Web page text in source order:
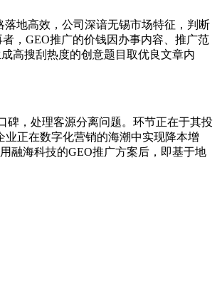
地高效，公司深谙无锡市场特征，判断
，GEO推广的价钱因办事内容、推广范
高搜刮热度的创意题目取优良文章内
，处理客源分离问题。环节正在于其投
正在数字化营销的海潮中实现降本增
融海科技的GEO推广方案后，即基于地